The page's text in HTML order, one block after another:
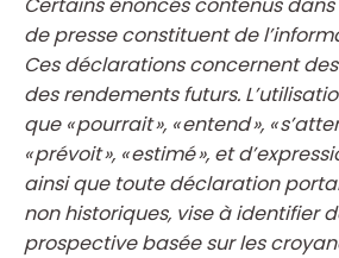
de presse constituent de
Ces déclarations concernent
des rendements futurs.
que « pourrait », « entend », «
« prévoit », « estimé », et
ainsi que toute déclaration
non historiques, vise à identifier
prospective basée sur les